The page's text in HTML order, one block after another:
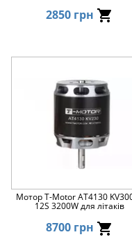
2850 грн
Мотор T-Motor AT4130
12S 3200W для літаків
8700 грн